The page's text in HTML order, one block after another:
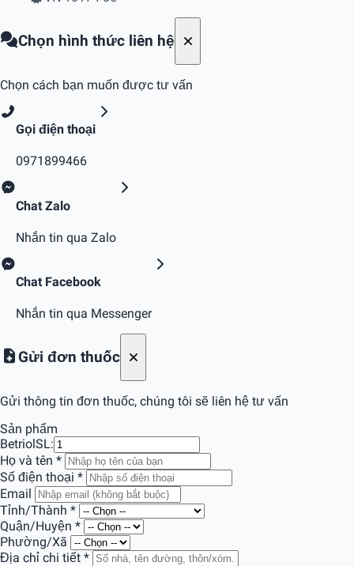
Chọn hình thức liên hệ
Chọn cách bạn muốn được tư vấn
Gọi điện thoại
0971899466
Chat Zalo
Nhắn tin qua Zalo
Chat Facebook
Nhắn tin qua Messenger
Gửi đơn thuốc
Gửi thông tin đơn thuốc, chúng tôi sẽ liên hệ tư vấn
Sản phẩm
BetriolSL:
Họ và tên *
Số điện thoại *
Email
Tỉnh/Thành *
Quận/Huyện *
Phường/Xã
Địa chỉ chi tiết *